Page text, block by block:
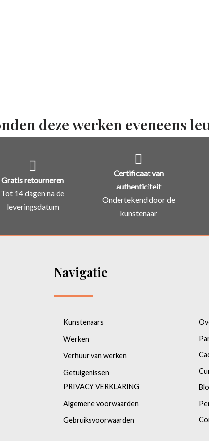
deze werken eveneens
Gratis retourneren
Tot 14 dagen na de
leveringsdatum
Certificaat van
authenticiteit
Ondertekend door de
kunstenaar
Navigatie
Kunstenaars
Werken
Verhuur van werken
Getuigenissen
PRIVACY VERKLARING
Algemene voorwaarden
Gebruiksvoorwaarden